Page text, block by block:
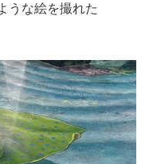
うな絵を撮れた